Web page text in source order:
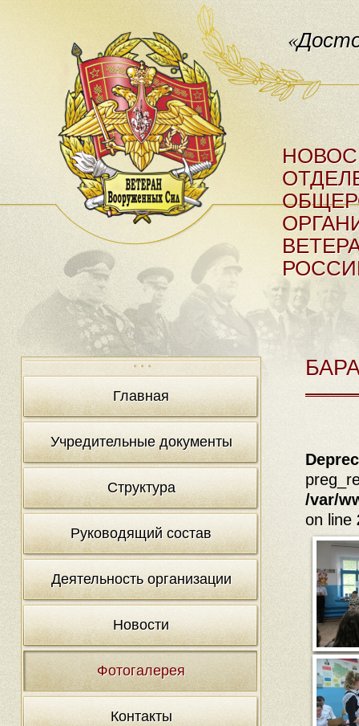
Главная
Учредительные документы
Структура
Руководящий состав
Деятельность организации
Новости
Фотогалерея
Контакты
/var/
on line